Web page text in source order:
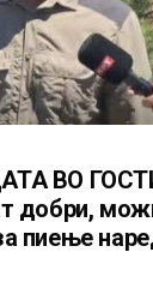
ВО
добри,
пиење